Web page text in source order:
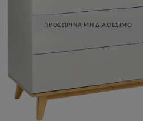
ΠΡΟΣΩΡΙΝΑ ΜΗ ΔΙΑΘΕΣΙΜΟ